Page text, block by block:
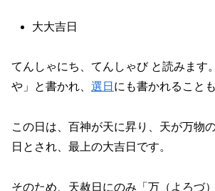
大大吉日
てんしゃにち、てんしゃび と読みます
や」と書かれ、 選日 にも書かれること
この日は、百神が天に昇り、天が万物
日とされ、最上の大吉日です。
そのため、天赦日にのみ「万（よろづ